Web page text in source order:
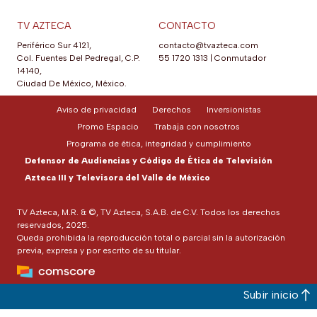
TV AZTECA
Periférico Sur 4121,
Col. Fuentes Del Pedregal, C.P.
14140,
Ciudad De México, México.
CONTACTO
contacto@tvazteca.com
55 1720 1313
Conmutador
TV Azteca, M.R. & ©, TV Azteca, S.A.B. de C.V. Todos los derechos
reservados, 2025.
Queda prohibida la reproducción total o parcial sin la autorización
previa, expresa y por escrito de su titular.
Aviso de privacidad Derechos
Inversionistas
Promo Espacio
Trabaja con nosotros
Programa de ética, integridad y cumplimiento
Defensor de Audiencias y Código de Ética de Televisión
Azteca III y Televisora del Valle de México
Subir inicio